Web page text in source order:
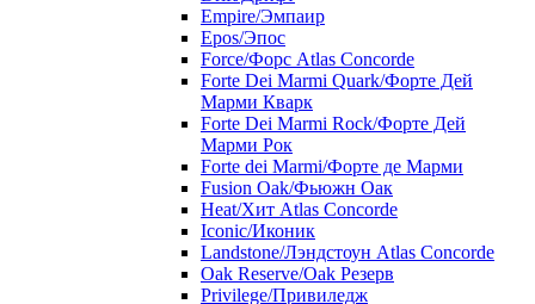
Empire/Эмпаир
Epos/Эпос
Force/Фoрс Atlas Concorde
Forte Dei Marmi Quark/Форте Дей
Марми Кварк
Forte Dei Marmi Rock/Форте Дей
Марми Рок
Forte dei Marmi/Форте де Марми
Fusion Oak/Фьюжн Оак
Heat/Xит Atlas Concorde
Iconic/Иконик
Landstone/Лэндстоун Atlas Concorde
Oak Reserve/Оak Резepв
Privilege/Привиледж